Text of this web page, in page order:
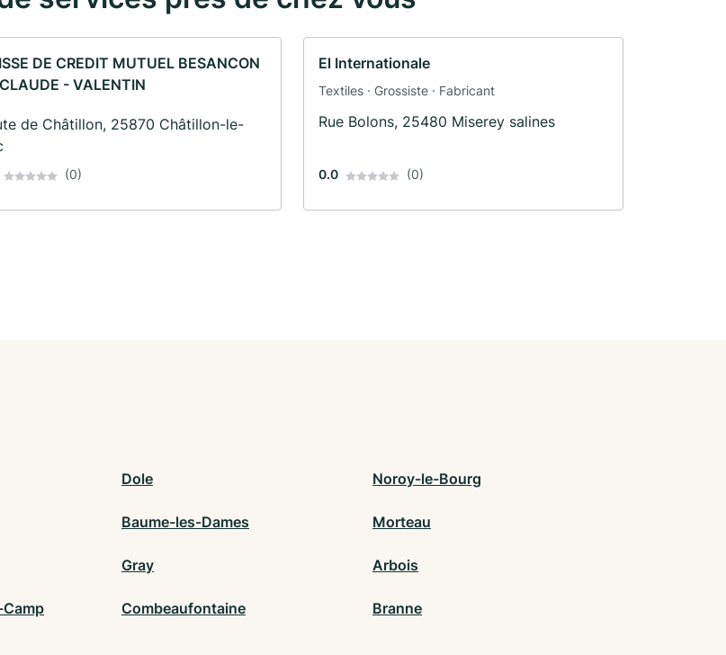
DE CREDIT MUTUEL BESANCON
- VALENTIN
de Châtillon, 25870 Châtillon-le-
(0)
El Internationale
Textiles · Grossiste · Fabricant
Rue Bolons, 25480 Miserey salines
0.0 (0)
Dole Noroy-le-Bourg
Baume-les-Dames Morteau
Gray Arbois
Combeaufontaine Branne